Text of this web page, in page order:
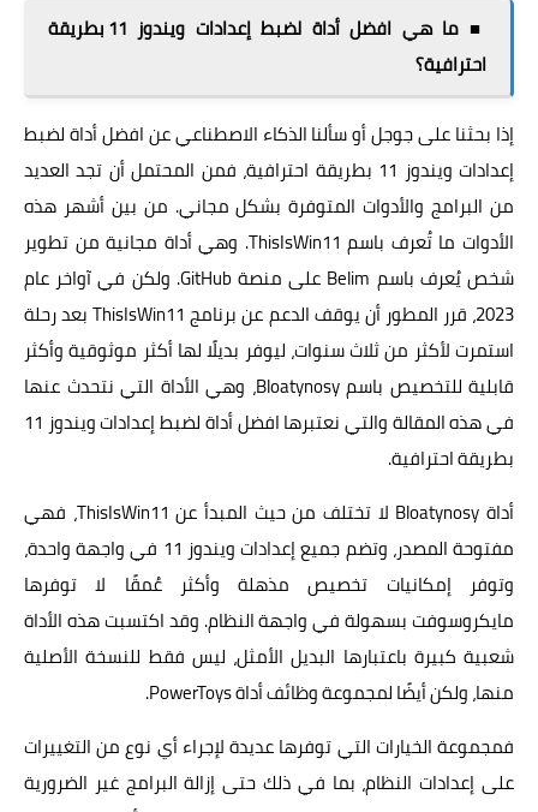
■ ما هي افضل أداة لضبط إعدادات ويندوز 11 بطريقة
احترافية؟
إذا بحثنا على جوجل أو سألنا الذكاء الاصطناعي عن افضل أداة لضبط
إعدادات ويندوز 11 بطريقة احترافية، فمن المحتمل أن تجد العديد
من البرامج والأدوات المتوفرة بشكل مجاني. من بين أشهر هذه
الأدوات ما تُعرف باسم ThisIsWin11. وهي أداة مجانية من تطوير
شخص يُعرف باسم Belim على منصة GitHub. ولكن في آواخر عام
2023، قرر المطور أن يوقف الدعم عن برنامج ThisIsWin11 بعد رحلة
استمرت لأكثر من ثلاث سنوات، ليوفر بديلًا لها أكثر موثوقية وأكثر
قابلية للتخصيص باسم Bloatynosy، وهي الأداة التي نتحدث عنها
في هذه المقالة والتي نعتبرها افضل أداة لضبط إعدادات ويندوز 11
بطريقة احترافية.
أداة Bloatynosy لا تختلف من حيث المبدأ عن ThisIsWin11، فهي
مفتوحة المصدر، وتضم جميع إعدادات ويندوز 11 في واجهة واحدة،
وتوفر إمكانيات تخصيص مذهلة وأكثر عُمقًا لا توفرها
مايكروسوفت بسهولة في واجهة النظام. وقد اكتسبت هذه الأداة
شعبية كبيرة باعتبارها البديل الأمثل، ليس فقط للنسخة الأصلية
منها، ولكن أيضًا لمجموعة وظائف أداة PowerToys.
فمجموعة الخيارات التي توفرها عديدة لإجراء أي نوع من التغييرات
على إعدادات النظام، بما في ذلك حتى إزالة البرامج غير الضرورية